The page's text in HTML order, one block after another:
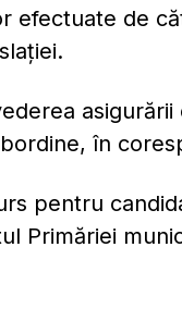
efectuate de
în
pentru
Primăriei